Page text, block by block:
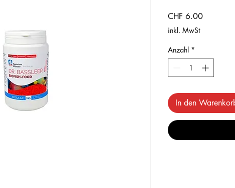
CHF 6.00Preis
inkl. MwSt
Anzahl *
In den